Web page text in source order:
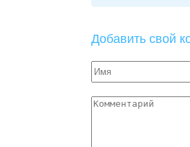
Добавить свой